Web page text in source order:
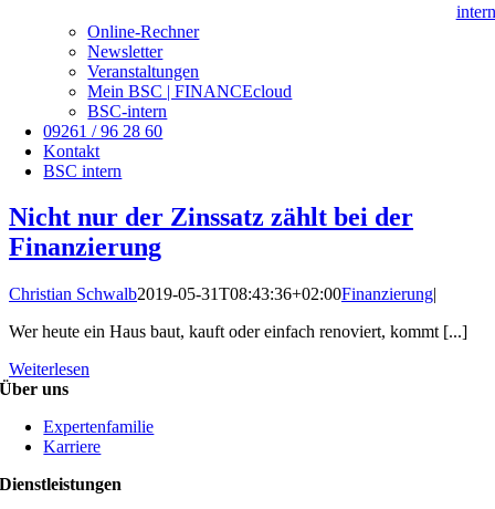
intern
Online-Rechner
Newsletter
Veranstaltungen
Mein BSC | FINANCEcloud
BSC-intern
09261 / 96 28 60
Kontakt
BSC intern
Nicht nur der Zinssatz zählt bei der
Finanzierung
Christian Schwalb2019-05-31T08:43:36+02:00Finanzierung|
Wer heute ein Haus baut, kauft oder einfach renoviert, kommt [...]
Weiterlesen
Über uns
Expertenfamilie
Karriere
Dienstleistungen